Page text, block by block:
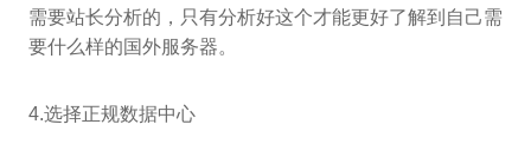
需要站长分析的，只有分析好这个才能更好了解到自己需
要什么样的国外服务器。
4.选择正规数据中心